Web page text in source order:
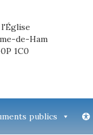
de-Ham
1C0
publics